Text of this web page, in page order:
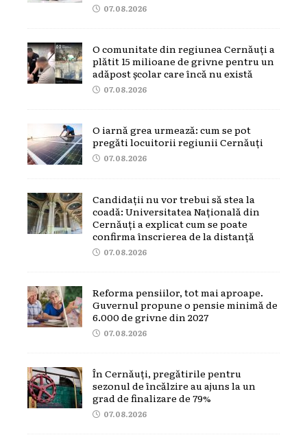
07.08.2026
O comunitate din regiunea Cernăuți a
plătit 15 milioane de grivne pentru un
adăpost școlar care încă nu există
07.08.2026
O iarnă grea urmează: cum se pot
pregăti locuitorii regiunii Cernăuți
07.08.2026
Candidații nu vor trebui să stea la
coadă: Universitatea Națională din
Cernăuți a explicat cum se poate
confirma înscrierea de la distanță
07.08.2026
Reforma pensiilor, tot mai aproape.
Guvernul propune o pensie minimă de
6.000 de grivne din 2027
07.08.2026
În Cernăuți, pregătirile pentru
sezonul de încălzire au ajuns la un
grad de finalizare de 79%
07.08.2026